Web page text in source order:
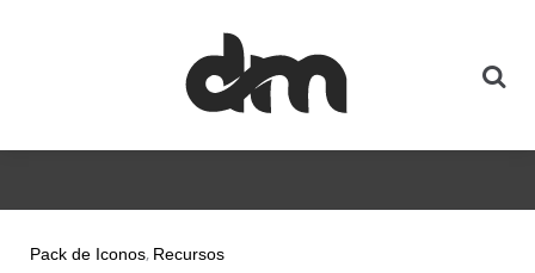
Pack de Iconos Recursos